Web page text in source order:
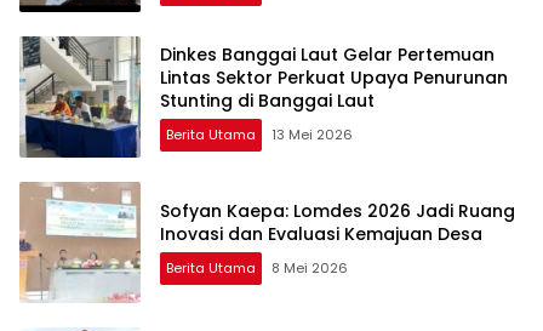
Dinkes Banggai Laut Gelar Pertemuan
Lintas Sektor Perkuat Upaya Penurunan
Stunting di Banggai Laut
Berita Utama 13 Mei 2026
Sofyan Kaepa: Lomdes 2026 Jadi Ruang
Inovasi dan Evaluasi Kemajuan Desa
Berita Utama 8 Mei 2026